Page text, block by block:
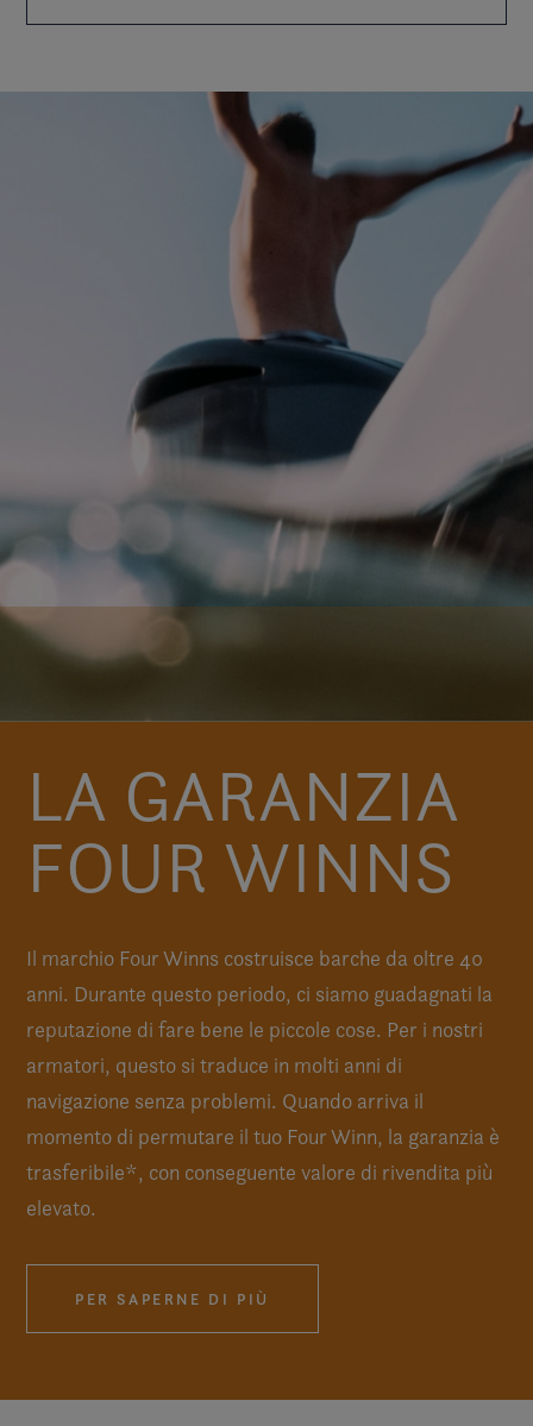
LA GARANZIA
FOUR WINNS
Il marchio Four Winns costruisce barche da oltre 40
anni. Durante questo periodo, ci siamo guadagnati la
reputazione di fare bene le piccole cose. Per i nostri
armatori, questo si traduce in molti anni di
navigazione senza problemi. Quando arriva il
momento di permutare il tuo Four Winn, la garanzia è
trasferibile*, con conseguente valore di rivendita più
elevato.
PER SAPERNE DI PIÙ